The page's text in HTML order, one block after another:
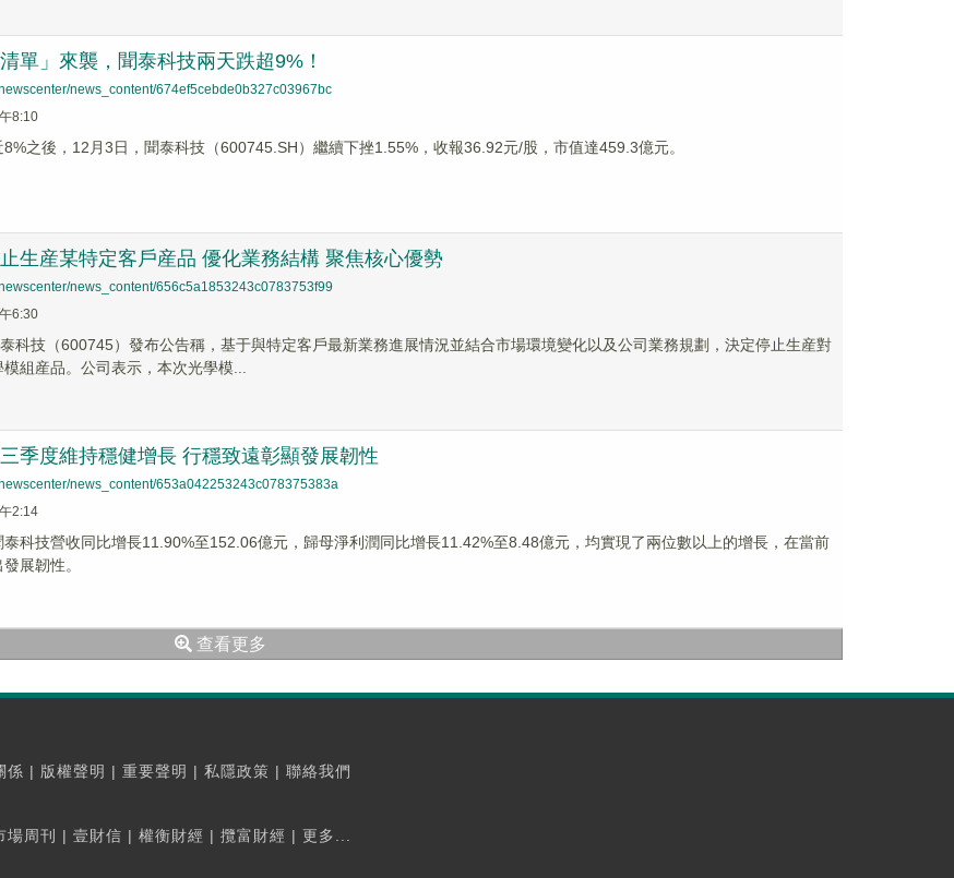
單」來襲，聞泰科技兩天跌超9%！
news_content/674ef5cebde0b327c03967bc
8:10
之後，12月3日，聞泰科技（600745.SH）繼續下挫1.55%，收報36.92元/股，市值達459.3億元。
生産某特定客戶産品 優化業務結構 聚焦核心優勢
news_content/656c5a1853243c0783753f99
6:30
科技（600745）發布公告稱，基于與特定客戶最新業務進展情況並結合市場環境變化以及公司業務規劃，決定停止生産對
組産品。公司表示，本次光學模...
季度維持穩健增長 行穩致遠彰顯發展韌性
news_content/653a042253243c078375383a
2:14
科技營收同比增長11.90%至152.06億元，歸母淨利潤同比增長11.42%至8.48億元，均實現了兩位數以上的增長，在當前
展韌性。
查看更多
係 | 版權聲明 | 重要聲明 | 私隱政策 | 聯絡我們
場周刊 | 壹財信 | 權衡財經 | 攬富財經 | 更多...